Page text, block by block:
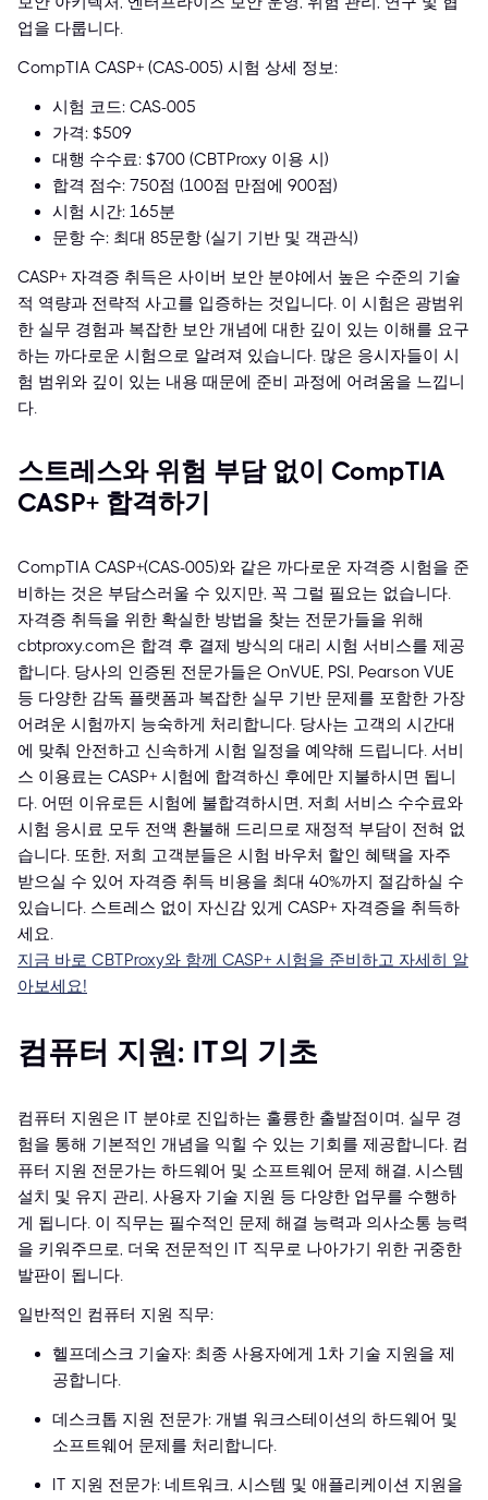
업을 다룹니다.
CompTIA CASP+ (CAS-005) 시험 상세 정보:
시험 코드: CAS-005
가격: $509
대행 수수료: $700 (CBTProxy 이용 시)
합격 점수: 750점 (100점 만점에 900점)
시험 시간: 165분
문항 수: 최대 85문항 (실기 기반 및 객관식)
CASP+ 자격증 취득은 사이버 보안 분야에서 높은 수준의 기술
적 역량과 전략적 사고를 입증하는 것입니다. 이 시험은 광범위
한 실무 경험과 복잡한 보안 개념에 대한 깊이 있는 이해를 요구
하는 까다로운 시험으로 알려져 있습니다. 많은 응시자들이 시
험 범위와 깊이 있는 내용 때문에 준비 과정에 어려움을 느낍니
다.
스트레스와 위험 부담 없이 CompTIA
CASP+ 합격하기
CompTIA CASP+(CAS-005)와 같은 까다로운 자격증 시험을 준
비하는 것은 부담스러울 수 있지만, 꼭 그럴 필요는 없습니다.
자격증 취득을 위한 확실한 방법을 찾는 전문가들을 위해
cbtproxy.com은 합격 후 결제 방식의 대리 시험 서비스를 제공
합니다. 당사의 인증된 전문가들은 OnVUE, PSI, Pearson VUE
등 다양한 감독 플랫폼과 복잡한 실무 기반 문제를 포함한 가장
어려운 시험까지 능숙하게 처리합니다. 당사는 고객의 시간대
에 맞춰 안전하고 신속하게 시험 일정을 예약해 드립니다. 서비
스 이용료는 CASP+ 시험에 합격하신 후에만 지불하시면 됩니
다. 어떤 이유로든 시험에 불합격하시면, 저희 서비스 수수료와
시험 응시료 모두 전액 환불해 드리므로 재정적 부담이 전혀 없
습니다. 또한, 저희 고객분들은 시험 바우처 할인 혜택을 자주
받으실 수 있어 자격증 취득 비용을 최대 40%까지 절감하실 수
있습니다. 스트레스 없이 자신감 있게 CASP+ 자격증을 취득하
세요.
지금 바로 CBTProxy와 함께 CASP+ 시험을 준비하고 자세히 알
아보세요!
컴퓨터 지원: IT의 기초
컴퓨터 지원은 IT 분야로 진입하는 훌륭한 출발점이며, 실무 경
험을 통해 기본적인 개념을 익힐 수 있는 기회를 제공합니다. 컴
퓨터 지원 전문가는 하드웨어 및 소프트웨어 문제 해결, 시스템
설치 및 유지 관리, 사용자 기술 지원 등 다양한 업무를 수행하
게 됩니다. 이 직무는 필수적인 문제 해결 능력과 의사소통 능력
을 키워주므로, 더욱 전문적인 IT 직무로 나아가기 위한 귀중한
발판이 됩니다.
일반적인 컴퓨터 지원 직무:
헬프데스크 기술자: 최종 사용자에게 1차 기술 지원을 제
공합니다.
데스크톱 지원 전문가: 개별 워크스테이션의 하드웨어 및
소프트웨어 문제를 처리합니다.
IT 지원 전문가: 네트워크, 시스템 및 애플리케이션 지원을